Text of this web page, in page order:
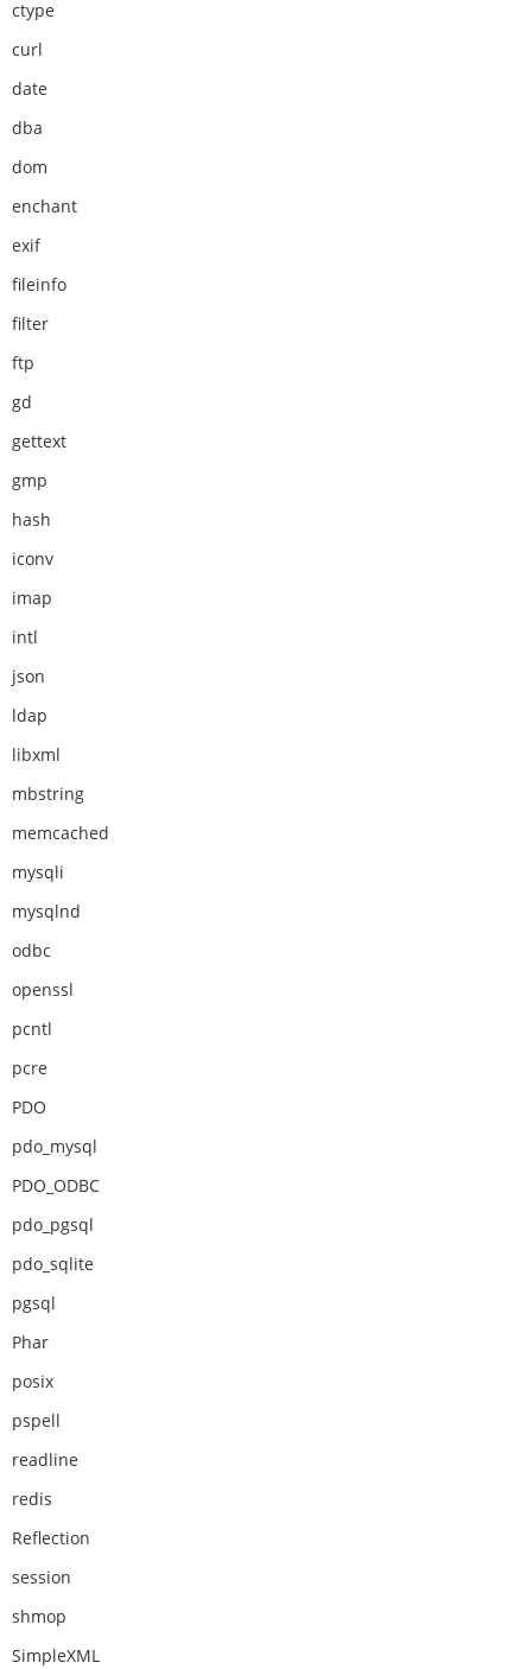
ctype
curl
date
dba
dom
enchant
exif
fileinfo
filter
ftp
gd
gettext
gmp
hash
iconv
imap
intl
json
ldap
libxml
mbstring
memcached
mysqli
mysqlnd
odbc
openssl
pcntl
pcre
PDO
pdo_mysql
PDO_ODBC
pdo_pgsql
pdo_sqlite
pgsql
Phar
posix
pspell
readline
redis
Reflection
session
shmop
SimpleXML